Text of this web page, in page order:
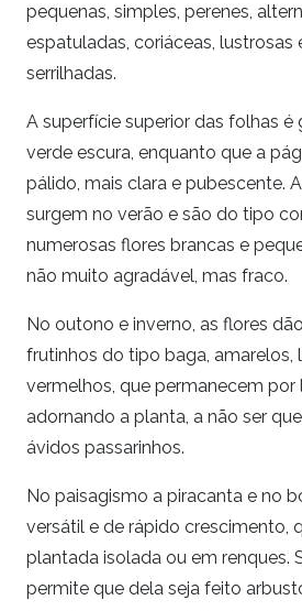
pequenas, simples, perenes,
espatuladas, coriáceas, lustrosas
serrilhadas.
A superfície superior das folhas é
verde escura, enquanto que a
pálido, mais clara e pubescente.
surgem no verão e são do tipo
numerosas flores brancas e
não muito agradável, mas fraco.
No outono e inverno, as flores
frutinhos do tipo baga, amarelos,
vermelhos, que permanecem
adornando a planta, a não ser
ávidos passarinhos.
No paisagismo a piracanta e no
versátil e de rápido crescimento,
plantada isolada ou em renques.
permite que dela seja feito